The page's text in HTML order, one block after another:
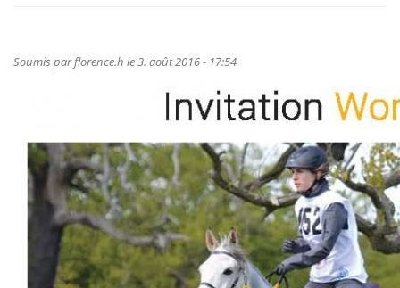
Soumis parflorence.h le 3. août 2016 - 17:54